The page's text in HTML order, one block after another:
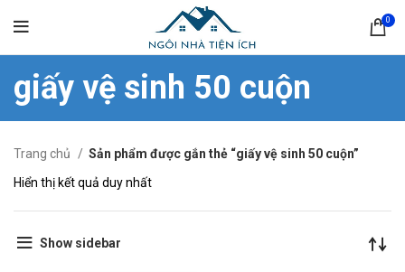
0
giấy vệ sinh 50 cuộn
Trang chủ
Sản phẩm được gắn thẻ “giấy vệ sinh 50 cuộn”
Hiển thị kết quả duy nhất
Show sidebar